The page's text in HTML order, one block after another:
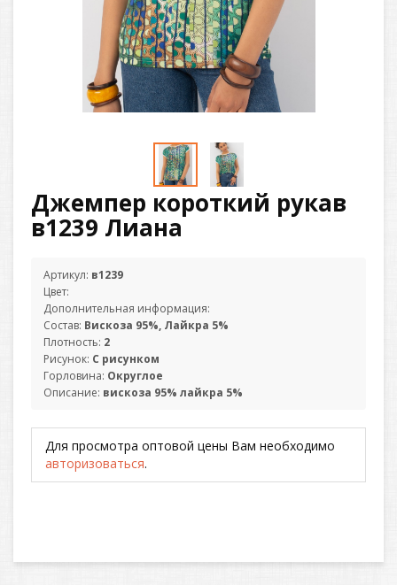
Джемпер короткий рукав
в1239 Лиана
Артикул: в1239
Цвет:
Дополнительная информация:
Состав: Вискоза 95%, Лайкра 5%
Плотность: 2
Рисунок: С рисунком
Горловина: Округлое
Описание: вискоза 95% лайкра 5%
Для просмотра оптовой цены Вам необходимо
авторизоваться.